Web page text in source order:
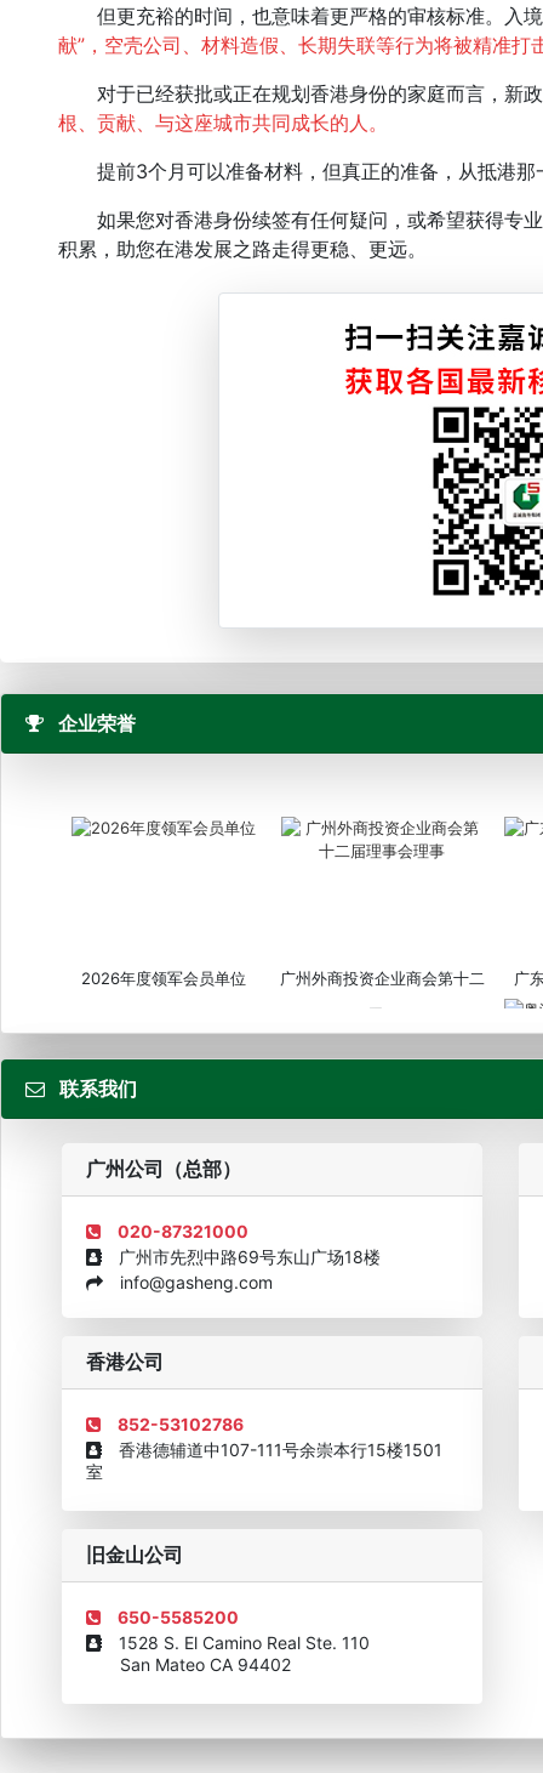
但更充裕的时间，也意味着更严格的审核标准。入
献”，空壳公司、材料造假、长期失联等行为将被精准打
对于已经获批或正在规划香港身份的家庭而言，新
根、贡献、与这座城市共同成长的人。
提前3个月可以准备材料，但真正的准备，从抵港那
如果您对香港身份续签有任何疑问，或希望获得专
积累，助您在港发展之路走得更稳、更远。
企业荣誉
2026年度领军会员单位
广州外商投资企业商会第十二
届...
广
企业诚信AAAAA奖牌2015 欧美澳最具价值品牌移民机构
联系我们
广州公司（总部）
020-87321000
广州市先烈中路69号东山广场18楼
info@gasheng.com
香港公司
852-53102786
香港德辅道中107-111号余崇本行15楼1501
室
旧金山公司
650-5585200
1528 S. El Camino Real Ste. 110
San Mateo CA 94402